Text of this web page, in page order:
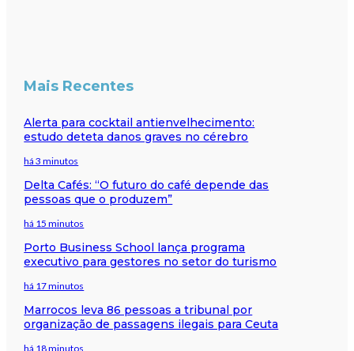
Mais Recentes
Alerta para cocktail antienvelhecimento:
estudo deteta danos graves no cérebro
há 3 minutos
Delta Cafés: “O futuro do café depende das
pessoas que o produzem”
há 15 minutos
Porto Business School lança programa
executivo para gestores no setor do turismo
há 17 minutos
Marrocos leva 86 pessoas a tribunal por
organização de passagens ilegais para Ceuta
há 18 minutos